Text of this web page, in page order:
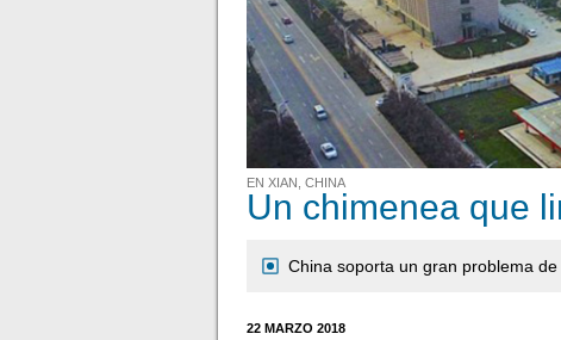
EN XIAN, CHINA
Un chimenea que
China soporta un gran problema
22 MARZO 2018